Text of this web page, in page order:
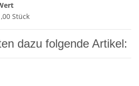
Stück
dazu folgende Artikel: